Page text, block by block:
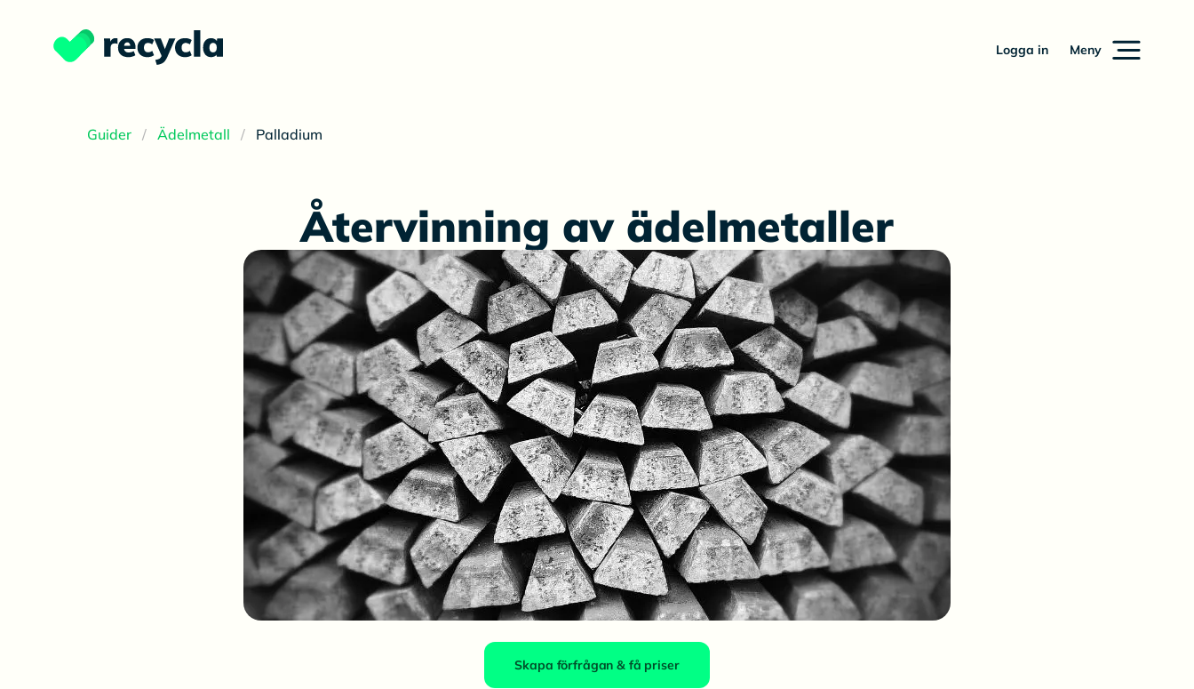
Logga in Meny
Guider Ädelmetall Palladium
Återvinning av ädelmetaller
Skapa förfrågan & få priser